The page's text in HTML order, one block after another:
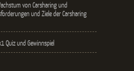
von Carsharing und
und Ziele der Carsharing
Quiz und Gewinnspiel